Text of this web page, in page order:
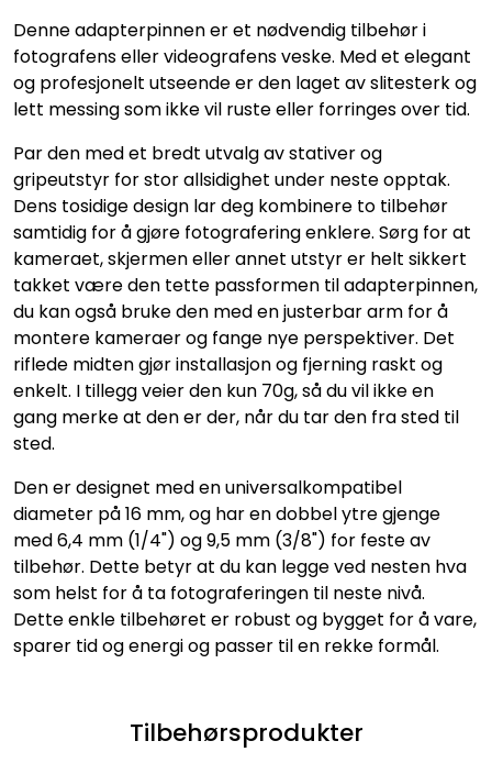
Denne adapterpinnen er et nødvendig tilbehør i
fotografens eller videografens veske. Med et elegant
og profesjonelt utseende er den laget av slitesterk og
lett messing som ikke vil ruste eller forringes over tid.
Par den med et bredt utvalg av stativer og
gripeutstyr for stor allsidighet under neste opptak.
Dens tosidige design lar deg kombinere to tilbehør
samtidig for å gjøre fotografering enklere. Sørg for at
kameraet, skjermen eller annet utstyr er helt sikkert
takket være den tette passformen til adapterpinnen,
du kan også bruke den med en justerbar arm for å
montere kameraer og fange nye perspektiver. Det
riflede midten gjør installasjon og fjerning raskt og
enkelt. I tillegg veier den kun 70g, så du vil ikke en
gang merke at den er der, når du tar den fra sted til
sted.
Den er designet med en universalkompatibel
diameter på 16 mm, og har en dobbel ytre gjenge
med 6,4 mm (1/4") og 9,5 mm (3/8") for feste av
tilbehør. Dette betyr at du kan legge ved nesten hva
som helst for å ta fotograferingen til neste nivå.
Dette enkle tilbehøret er robust og bygget for å vare,
sparer tid og energi og passer til en rekke formål.
Tilbehørsprodukter